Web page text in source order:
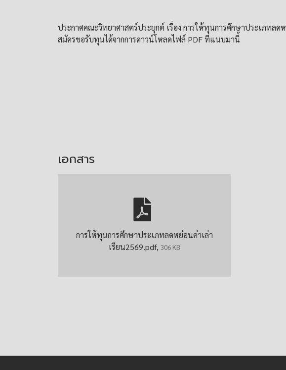
ประกาศคณะวิทยาศาสตร์ประยุกต์ เรื่อง การให้ทุนการศึกษาประเภทล
สมัครขอรับทุนได้จากการดาวน์โหลดไฟล์ PDF ที่แนบมานี้
เอกสาร
การให้ทุนการศึกษาประเภทลดหย่อนค่าเล่า
เรียน2569.pdf, 306 KB